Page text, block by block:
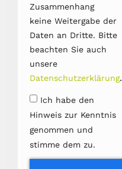
Zusammenhang
keine Weitergabe der
Daten an Dritte. Bitte
beachten Sie auch
unsere
Datenschutzerklärung.
Ich habe den
Hinweis zur Kenntnis
genommen und
stimme dem zu.